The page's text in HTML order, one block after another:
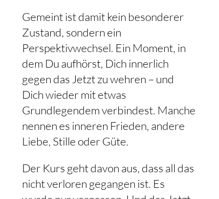
Gemeint ist damit kein besonderer
Zustand, sondern ein
Perspektivwechsel. Ein Moment, in
dem Du aufhörst, Dich innerlich
gegen das Jetzt zu wehren – und
Dich wieder mit etwas
Grundlegendem verbindest. Manche
nennen es inneren Frieden, andere
Liebe, Stille oder Güte.
Der Kurs geht davon aus, dass all das
nicht verloren gegangen ist. Es